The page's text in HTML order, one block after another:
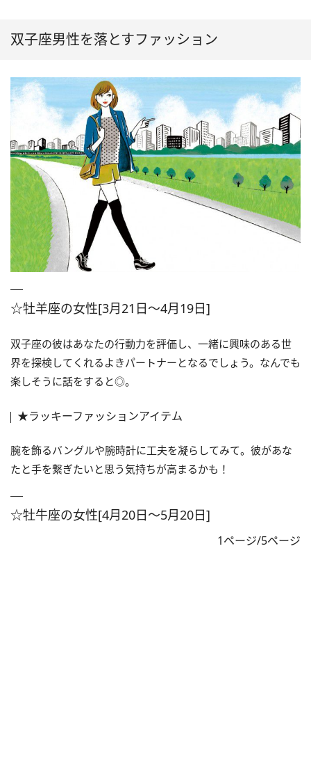
双子座男性を落とすファッション
☆牡羊座の女性[3月21日～4月19日]
双子座の彼はあなたの行動力を評価し、一緒に興味のある世
界を探検してくれるよきパートナーとなるでしょう。なんでも
楽しそうに話をすると◎。
★ラッキーファッションアイテム
腕を飾るバングルや腕時計に工夫を凝らしてみて。彼があな
たと手を繋ぎたいと思う気持ちが高まるかも！
☆牡牛座の女性[4月20日～5月20日]
1ページ/5ページ